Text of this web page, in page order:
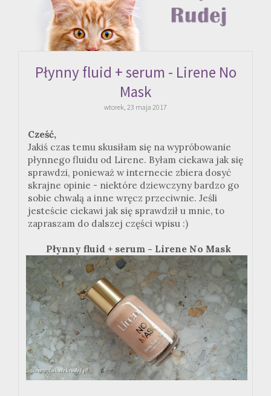
Płynny fluid + serum - Lirene No
Mask
wtorek, 23 maja 2017
Cześć,
Jakiś czas temu skusiłam się na wypróbowanie
płynnego fluidu od Lirene. Byłam ciekawa jak się
sprawdzi, ponieważ w internecie zbiera dosyć
skrajne opinie - niektóre dziewczyny bardzo go
sobie chwalą a inne wręcz przeciwnie. Jeśli
jesteście ciekawi jak się sprawdził u mnie, to
zapraszam do dalszej części wpisu :)
Płynny fluid + serum - Lirene No Mask